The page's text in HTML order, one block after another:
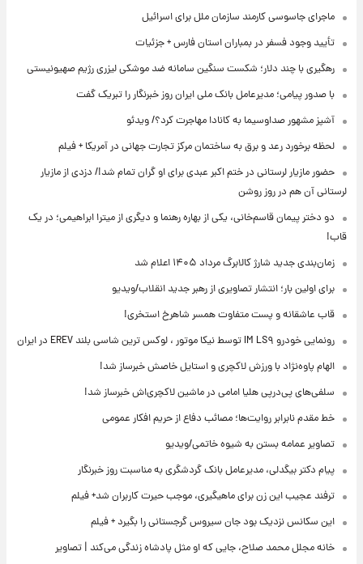
ماجرای جاسوسی کارمند سازمان ملل برای اسرائیل
تأیید وجود فسفر در بمباران استان فارس + جزئیات
رهگیری با چند دلار؛ شکست سنگین سامانه ضد موشکی لیزری رژیم صهیونیستی
با صدور پیامی؛ مدیرعامل بانک ملی ایران روز خبرنگار را تبریک گفت
آشپز مشهور صداوسیما به کانادا مهاجرت کرد؟/ ویدئو
لحظه برخورد رعد و برق به ساختمان مرکز تجارت جهانی در آمریکا + فیلم
حضور مازیار لرستانی در ختم اکبر عبدی برای او گران تمام شد!/ دزدی از مازیار
لرستانی آن هم در روز روشن
دو دختر پیمان قاسم‌خانی، یکی از بهاره رهنما و دیگری از میترا ابراهیمی؛ در یک
قاب!
زمان‌بندی جدید شارژ کالابرگ مرداد ۱۴۰۵ اعلام شد
برای اولین بار؛ انتشار تصاویری از رهبر جدید انقلاب/ویدیو
قاب عاشقانه و پست متفاوت همسر شاهرخ استخری!
رونمایی خودرو IM LS۹ توسط نیکا موتور ، لوکس ترین شاسی بلند EREV در ایران
الهام پاوه‌نژاد با ورزش لاکچری و استایل خاصش خبرساز شد!
سلفی‌های پی‌درپی هلیا امامی در ماشین لاکچری‌اش خبرساز شد!
خط مقدم نابرابر روایت‌ها؛ مصائب دفاع از حریم افکار عمومی
تصاویر عمامه بستن به شیوه خاتمی/ویدیو
پیام دکتر بیگدلی، مدیرعامل بانک گردشگری به مناسبت روز خبرنگار
ترفند عجیب این زن برای ماهیگیری، موجب حیرت کاربران شد+ فیلم
این سکانس نزدیک بود جان سیروس گرجستانی را بگیرد + فیلم
خانه مجلل محمد صلاح، جایی که او مثل پادشاه زندگی می‌کند | تصاویر